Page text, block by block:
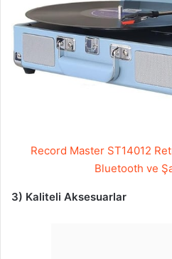
Record Master ST14012
Bluetooth ve
3) Kaliteli Aksesuarlar